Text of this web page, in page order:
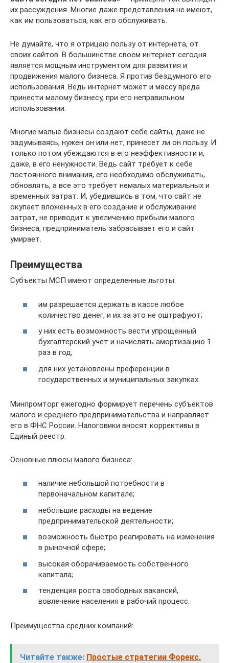
их рассуждения. Многие даже представления не имеют,
как им пользоваться, как его обслуживать.
Не думайте, что я отрицаю пользу от интернета, от
своих сайтов. В большинстве своем интернет сегодня
является мощным инструментом для развития и
продвижения малого бизнеса. Я против бездумного его
использования. Ведь интернет может и массу вреда
принести малому бизнесу, при его неправильном
использовании.
Многие малые бизнесы создают себе сайты, даже не
задумываясь, нужен он или нет, принесет ли он пользу. И
только потом убеждаются в его неэффективности и,
даже, в его ненужности. Ведь сайт требует к себе
постоянного внимания, его необходимо обслуживать,
обновлять, а все это требует немалых материальных и
временных затрат. И, убедившись в том, что сайт не
окупает вложенных в его создание и обслуживание
затрат, не приводит к увеличению прибыли малого
бизнеса, предприниматель забрасывает его и сайт
умирает.
Преимущества
Субъекты МСП имеют определенные льготы:
им разрешается держать в кассе любое
количество денег, и их за это не оштрафуют;
у них есть возможность вести упрощенный
бухгалтерский учет и начислять амортизацию 1
раз в год;
для них установлены преференции в
государственных и муниципальных закупках.
Минпромторг ежегодно формирует перечень субъектов
малого и среднего предпринимательства и направляет
его в ФНС России. Налоговики вносят коррективы в
Единый реестр.
Основные плюсы малого бизнеса:
наличие небольшой потребности в
первоначальном капитале;
небольшие расходы на ведение
предпринимательской деятельности;
возможность быстро реагировать на изменения
в рыночной сфере;
высокая оборачиваемость собственного
капитала;
тенденция роста свободных вакансий,
вовлечение населения в рабочий процесс.
Преимущества средних компаний:
Читайте также: Простые стратегии Форекс.